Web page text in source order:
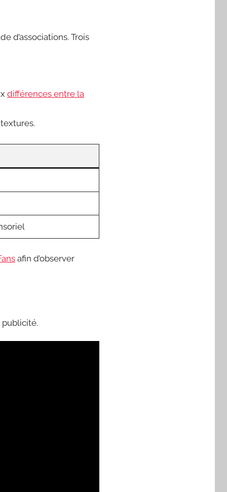
d’associations. Trois
différences entre la
afin d’observer